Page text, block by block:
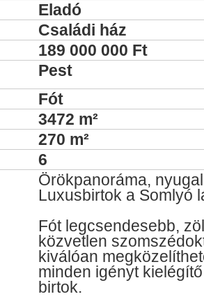
Eladó
Családi ház
189 000 000 Ft
Pest
Fót
3472 m²
270 m²
6
Örökpanoráma,
Luxusbirtok a Somlyó
Fót legcsendesebb,
közvetlen
kiválóan
minden igényt
birtok.